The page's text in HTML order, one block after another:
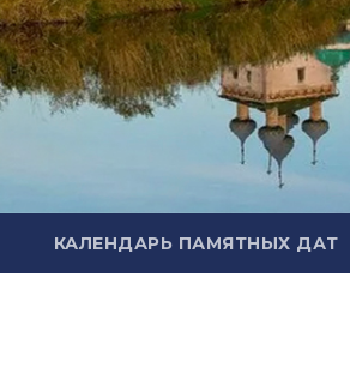
КАЛЕНДАРЬ ПАМЯТНЫХ ДАТ